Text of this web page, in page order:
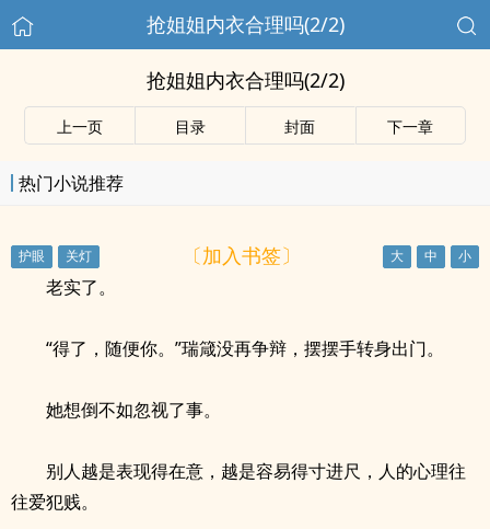
抢姐姐内衣合理吗(2/2)
抢姐姐内衣合理吗(2/2)
上一页 目录 封面 下一章
热门小说推荐
〔加入书签〕
老实了。
“得了，随便你。”瑞箴没再争辩，摆摆手转身出门。
她想倒不如忽视了事。
别人越是表现得在意，越是容易得寸进尺，人的心理往
往爱犯贱。